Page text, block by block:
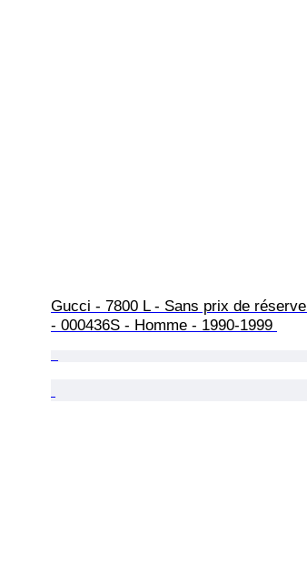
Gucci - 7800 L - Sans prix de réserve
- 000436S - Homme - 1990-1999